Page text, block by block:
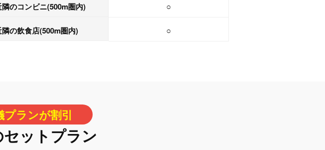
隣のコンビニ(500m圏内) ○
隣の飲食店(500m圏内) ○
プランが割引
ットプラン